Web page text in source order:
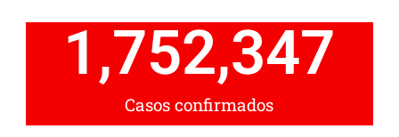
Casos confirmados
1,752,347